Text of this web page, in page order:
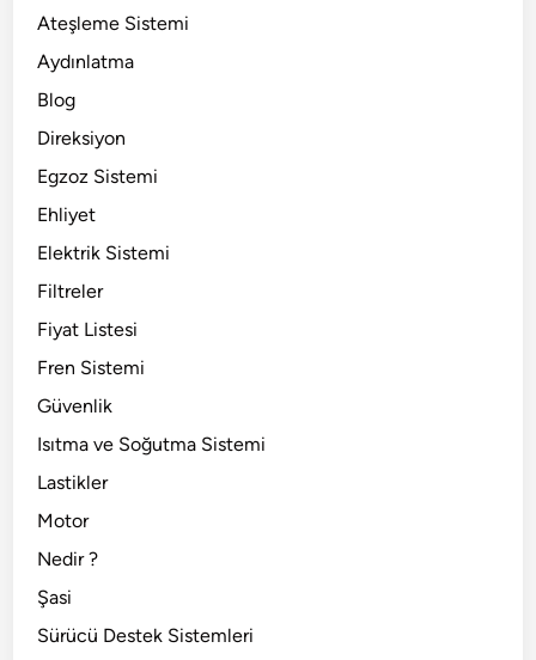
Ateşleme Sistemi
Aydınlatma
Blog
Direksiyon
Egzoz Sistemi
Ehliyet
Elektrik Sistemi
Filtreler
Fiyat Listesi
Fren Sistemi
Güvenlik
Isıtma ve Soğutma Sistemi
Lastikler
Motor
Nedir ?
Şasi
Sürücü Destek Sistemleri